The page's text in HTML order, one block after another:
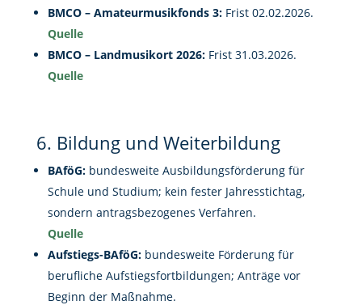
BMCO – Amateurmusikfonds 3:Frist 02.02.2026.
Quelle
BMCO – Landmusikort 2026:Frist 31.03.2026.
Quelle
6. Bildung und Weiterbildung
BAföG:bundesweite Ausbildungsförderung für
Schule und Studium; kein fester Jahresstichtag,
sondern antragsbezogenes Verfahren.
Quelle
Aufstiegs-BAföG:bundesweite Förderung für
berufliche Aufstiegsfortbildungen; Anträge vor
Beginn der Maßnahme.